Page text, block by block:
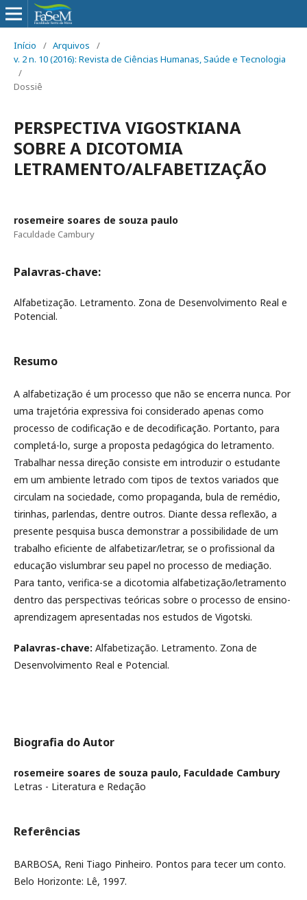
Início / Arquivos
/
v. 2 n. 10 (2016): Revista de Ciências Humanas, Saúde e Tecnologia
/
Dossiê
PERSPECTIVA VIGOSTKIANA
SOBRE A DICOTOMIA
LETRAMENTO/ALFABETIZAÇÃO
rosemeire soares de souza paulo
Faculdade Cambury
Palavras-chave:
Alfabetização. Letramento. Zona de Desenvolvimento Real e
Potencial.
Resumo
A alfabetização é um processo que não se encerra nunca. Por
uma trajetória expressiva foi considerado apenas como
processo de codificação e de decodificação. Portanto, para
completá-lo, surge a proposta pedagógica do letramento.
Trabalhar nessa direção consiste em introduzir o estudante
em um ambiente letrado com tipos de textos variados que
circulam na sociedade, como propaganda, bula de remédio,
tirinhas, parlendas, dentre outros. Diante dessa reflexão, a
presente pesquisa busca demonstrar a possibilidade de um
trabalho eficiente de alfabetizar/letrar, se o profissional da
educação vislumbrar seu papel no processo de mediação.
Para tanto, verifica-se a dicotomia alfabetização/letramento
dentro das perspectivas teóricas sobre o processo de ensino-
aprendizagem apresentadas nos estudos de Vigotski.
Palavras-chave: Alfabetização. Letramento. Zona de
Desenvolvimento Real e Potencial.
Biografia do Autor
rosemeire soares de souza paulo, Faculdade Cambury
Letras - Literatura e Redação
Referências
BARBOSA, Reni Tiago Pinheiro. Pontos para tecer um conto.
Belo Horizonte: Lê, 1997.